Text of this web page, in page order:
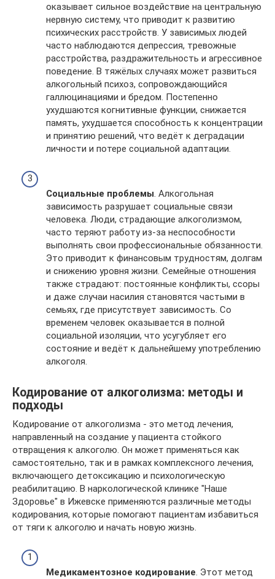
оказывает сильное воздействие на центральную
нервную систему, что приводит к развитию
психических расстройств. У зависимых людей
часто наблюдаются депрессия, тревожные
расстройства, раздражительность и агрессивное
поведение. В тяжёлых случаях может развиться
алкогольный психоз, сопровождающийся
галлюцинациями и бредом. Постепенно
ухудшаются когнитивные функции, снижается
память, ухудшается способность к концентрации
и принятию решений, что ведёт к деградации
личности и потере социальной адаптации.
Социальные проблемы . Алкогольная
зависимость разрушает социальные связи
человека. Люди, страдающие алкоголизмом,
часто теряют работу из-за неспособности
выполнять свои профессиональные обязанности.
Это приводит к финансовым трудностям, долгам
и снижению уровня жизни. Семейные отношения
также страдают: постоянные конфликты, ссоры
и даже случаи насилия становятся частыми в
семьях, где присутствует зависимость. Со
временем человек оказывается в полной
социальной изоляции, что усугубляет его
состояние и ведёт к дальнейшему употреблению
алкоголя.
Кодирование от алкоголизма: методы и
подходы
Кодирование от алкоголизма - это метод лечения,
направленный на создание у пациента стойкого
отвращения к алкоголю. Он может применяться как
самостоятельно, так и в рамках комплексного лечения,
включающего детоксикацию и психологическую
реабилитацию. В наркологической клинике "Наше
Здоровье" в Ижевске применяются различные методы
кодирования, которые помогают пациентам избавиться
от тяги к алкоголю и начать новую жизнь.
Медикаментозное кодирование. Этот метод